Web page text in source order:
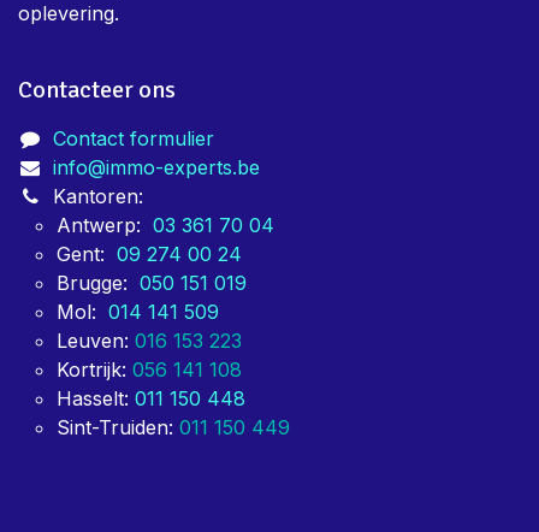
oplevering.
Contacteer ons
Contact formulier
info@immo-experts.be
Kantoren:
Antwerp: 03 361 70 04
Gent: 09 274 00 24
Brugge: 050 151 019
Mol: 014 141 509
Leuven: 016 153 223
Kortrijk: 056 141 108
Hasselt: 011 150 448
Sint-Truiden: 011 150 449